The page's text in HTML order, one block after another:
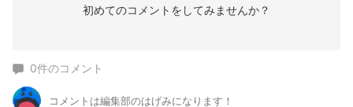
初めてのコメントをしてみませんか？
0件のコメント